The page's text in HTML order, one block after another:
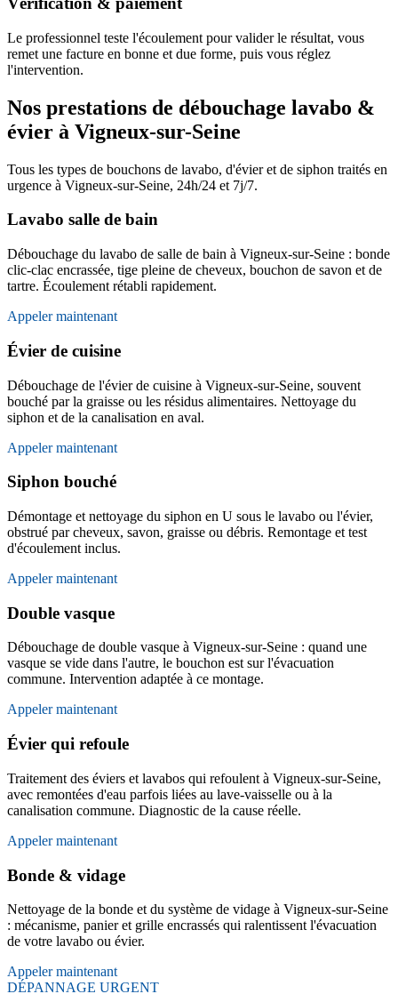
Le professionnel teste l'écoulement pour valider le résultat, vous
remet une facture en bonne et due forme, puis vous réglez
l'intervention.
Nos prestations de débouchage lavabo &
évier à Vigneux-sur-Seine
Tous les types de bouchons de lavabo, d'évier et de siphon traités en
urgence à Vigneux-sur-Seine, 24h/24 et 7j/7.
Lavabo salle de bain
Débouchage du lavabo de salle de bain à Vigneux-sur-Seine : bonde
clic-clac encrassée, tige pleine de cheveux, bouchon de savon et de
tartre. Écoulement rétabli rapidement.
Appeler maintenant
Évier de cuisine
Débouchage de l'évier de cuisine à Vigneux-sur-Seine, souvent
bouché par la graisse ou les résidus alimentaires. Nettoyage du
siphon et de la canalisation en aval.
Appeler maintenant
Siphon bouché
Démontage et nettoyage du siphon en U sous le lavabo ou l'évier,
obstrué par cheveux, savon, graisse ou débris. Remontage et test
d'écoulement inclus.
Appeler maintenant
Double vasque
Débouchage de double vasque à Vigneux-sur-Seine : quand une
vasque se vide dans l'autre, le bouchon est sur l'évacuation
commune. Intervention adaptée à ce montage.
Appeler maintenant
Évier qui refoule
Traitement des éviers et lavabos qui refoulent à Vigneux-sur-Seine,
avec remontées d'eau parfois liées au lave-vaisselle ou à la
canalisation commune. Diagnostic de la cause réelle.
Appeler maintenant
Bonde & vidage
Nettoyage de la bonde et du système de vidage à Vigneux-sur-Seine
: mécanisme, panier et grille encrassés qui ralentissent l'évacuation
de votre lavabo ou évier.
Appeler maintenant
DÉPANNAGE URGENT